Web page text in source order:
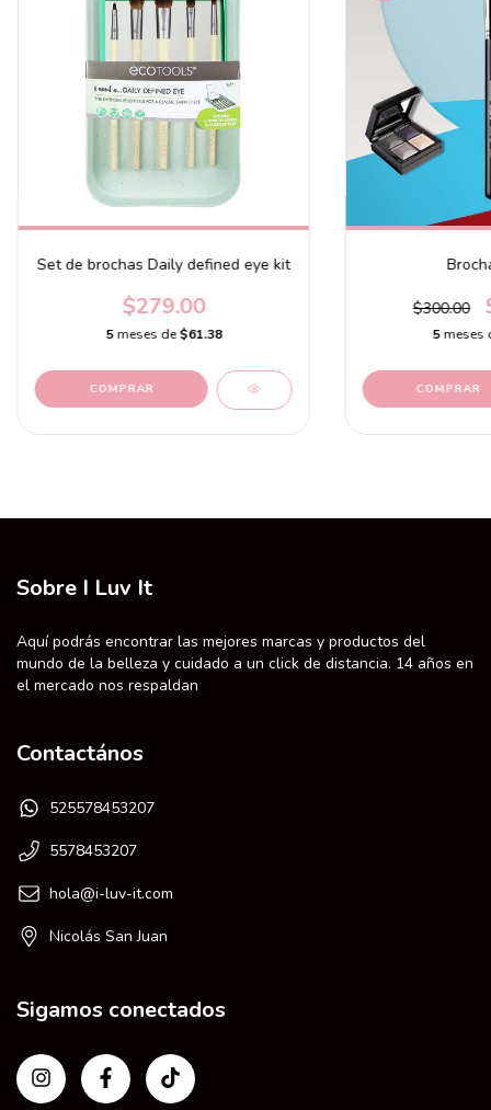
Set de brochas Daily defined eye kit
$279.00
5 meses de$61.38
$300.00
5meses
Sobre I Luv It
Aquí podrás encontrar las mejores marcas y productos del
mundo de la belleza y cuidado a un click de distancia. 14 años en
el mercado nos respaldan
Contactános
525578453207
5578453207
hola@i-luv-it.com
Nicolás San Juan
Sigamos conectados